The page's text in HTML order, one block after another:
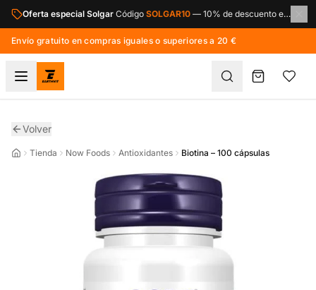
Saltar al contenido principal
Oferta especial Solgar Código SOLGAR10 — 10% de descuento en toda la marca Solgar.
Envío gratuito en compras iguales o superiores a 20 €
Volver
Tienda Now Foods Antioxidantes Biotina – 100 cápsulas